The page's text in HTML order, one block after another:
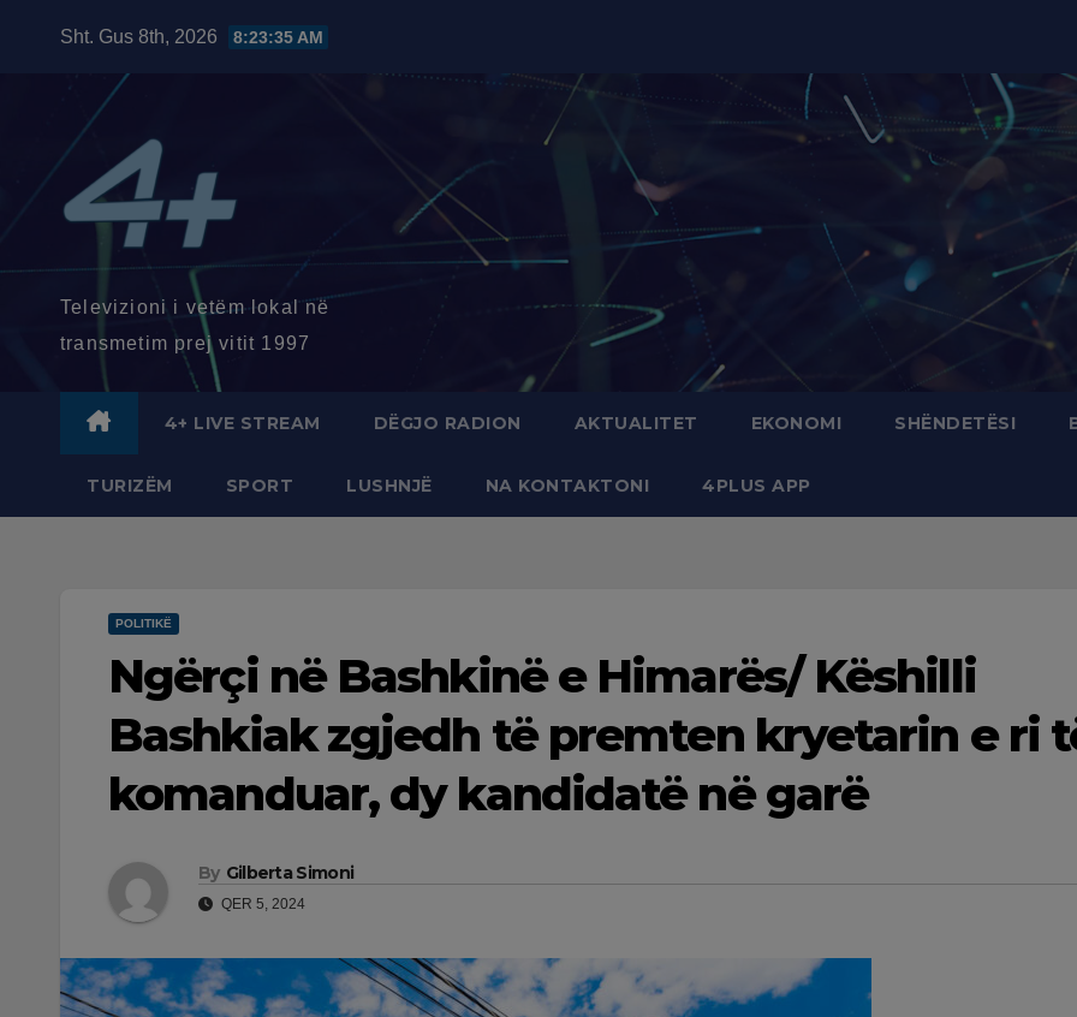
Sht. Gus 8th, 2026 8:23:36 AM
Televizioni i vetëm lokal në
transmetim prej vitit 1997
4+ LIVE STREAM DËGJO RADION AKTUALITET EKONOMI SHËNDETËSI
TURIZËM SPORT LUSHNJË NA KONTAKTONI 4PLUS APP
POLITIKË
Ngërçi në Bashkinë e Himarës/ Këshilli
Bashkiak zgjedh të premten kryetarin e ri
komanduar, dy kandidatë në garë
By Gilberta Simoni
QER 5, 2024